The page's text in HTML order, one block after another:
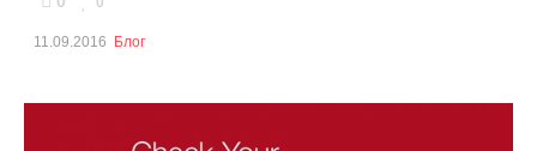
11.09.2016 Блог